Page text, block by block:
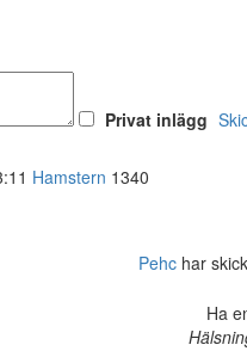
Privat inlägg
Hamstern 1340
Pehc har
Ha